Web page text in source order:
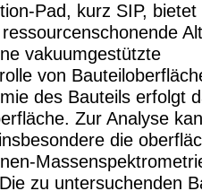
Pad, kurz SIP, bietet
vakuumgestützte
von
des Bauteils erfolgt
Zur Analyse
die
zu untersuchenden